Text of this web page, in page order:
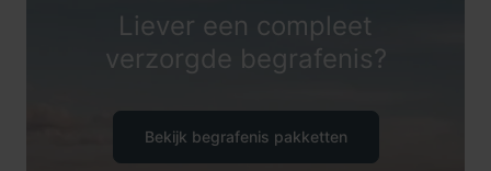
Liever een compleet
verzorgde begrafenis?
Bekijk begrafenis pakketten